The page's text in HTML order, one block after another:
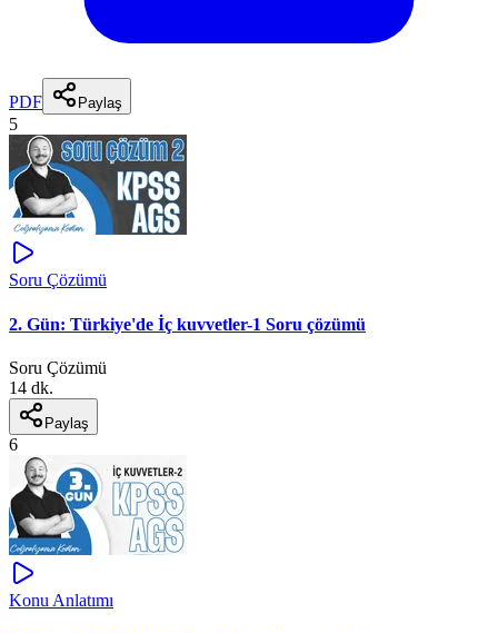
PDF Paylaş
5
Soru Çözümü
2. Gün: Türkiye'de İç kuvvetler-1 Soru çözümü
Soru Çözümü
14 dk.
Paylaş
6
Konu Anlatımı